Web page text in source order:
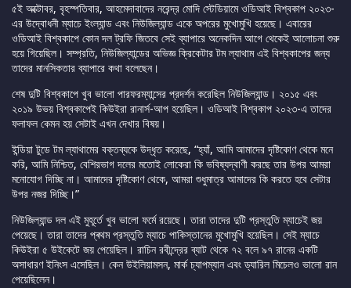
৫ই অক্টোবর, বৃহস্পতিবার, আহমেদাবাদের নরেন্দ্র মোদি স্টেডিয়ামে ওডিআই বিশ্বকাপ ২০২৩-
এর উদ্বোধনী ম্যাচে ইংল্যান্ড এবং নিউজিল্যান্ড একে অপরের মুখোমুখি হয়েছে। এবারের
ওডিআই বিশ্বকাপে কোন দল ট্রফি জিতবে সেই ব্যাপারে অনেকদিন আগে থেকেই আলোচনা শুরু
হয়ে গিয়েছিল। সম্প্রতি, নিউজিল্যান্ডের অভিজ্ঞ ক্রিকেটার টম ল্যাথাম এই বিশ্বকাপের জন্য
তাদের মানসিকতার ব্যাপারে কথা বলেছেন।
শেষ দুটি বিশ্বকাপে খুব ভালো পারফরম্যান্সের প্রদর্শন করেছিল নিউজিল্যান্ড। ২০১৫ এবং
২০১৯ উভয় বিশ্বকাপেই কিউইরা রানার্স-আপ হয়েছিল। ওডিআই বিশ্বকাপ ২০২৩-এ তাদের
ফলাফল কেমন হয় সেটাই এখন দেখার বিষয়।
ইন্ডিয়া টুডে টম ল্যাথামের বক্তব্যকে উদ্ধৃত করেছে, “হ্যাঁ, আমি আমাদের দৃষ্টিকোণ থেকে মনে
করি, আমি নিশ্চিত, বেশিরভাগ দলের মতোই লোকেরা কি ভবিষ্যদ্বাণী করছে তার উপর আমরা
মনোযোগ দিচ্ছি না। আমাদের দৃষ্টিকোণ থেকে, আমরা শুধুমাত্র আমাদের কি করতে হবে সেটার
উপর নজর দিচ্ছি।”
নিউজিল্যান্ড দল এই মুহূর্তে খুব ভালো ফর্মে রয়েছে। তারা তাদের দুটি প্রস্তুতি ম্যাচেই জয়
পেয়েছে। তারা তাদের প্ৰথম প্রস্তুতি ম্যাচে পাকিস্তানের মুখোমুখি হয়েছিল। সেই ম্যাচে
কিউইরা ৫ উইকেটে জয় পেয়েছিল। রাচিন রবীন্দ্রের ব্যাট থেকে ৭২ বলে ৯৭ রানের একটি
অসাধারণ ইনিংস এসেছিল। কেন উইলিয়ামসন, মার্ক চ্যাপম্যান এবং ড্যারিল মিচেলও ভালো রান
পেয়েছিলেন।